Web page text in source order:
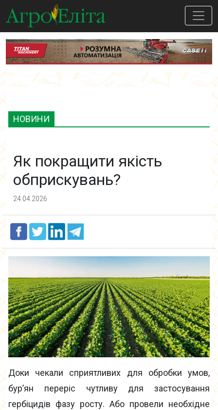
НОВИНИ
Як покращити якість
обприскувань?
24.04.2026
Доки чекали сприятливих для обробки умов,
бур’ян переріс чутливу для застосування
гербіцидів фазу росту. Або провели необхідне